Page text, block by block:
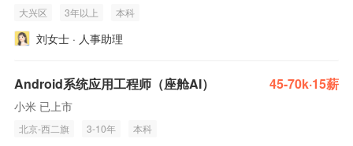
大兴区 3年以上 本科
刘女士 · 人事助理
Android系统应用工程师（座舱AI） 45-70k·15薪
小米 已上市
北京-西二旗 3-10年 本科